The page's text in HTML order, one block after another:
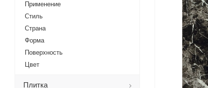
Применение
Стиль
Страна
Форма
Поверхность
Цвет
Плитка